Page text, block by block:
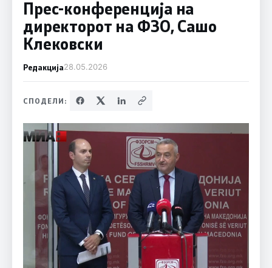
Прес-конференција на
директорот на ФЗО, Сашо
Клековски
Редакција28.05.2026
СПОДЕЛИ: